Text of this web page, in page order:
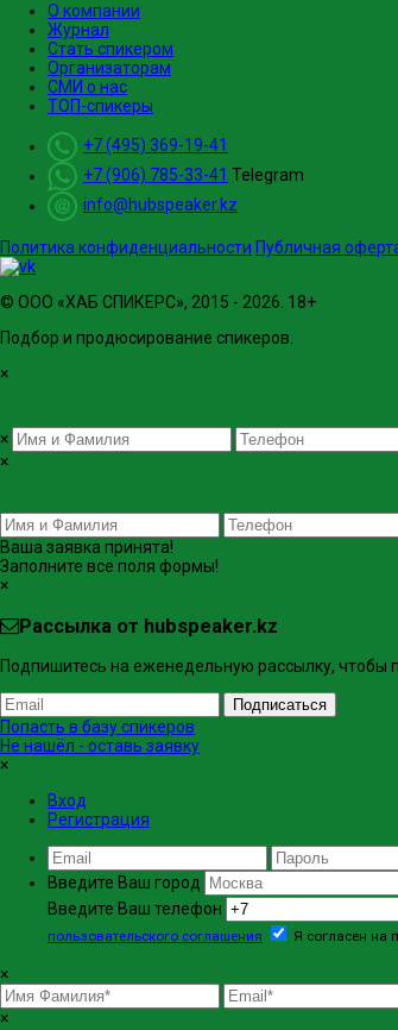
О компании
Журнал
Стать спикером
Организаторам
СМИ о нас
ТОП-спикеры
+7 (495) 369-19-41
+7 (906) 785-33-41
Telegram
info@hubspeaker.kz
Политика конфиденциальности Публичная
© ООО «ХАБ СПИКЕРС», 2015 - 2026. 18+
Подбор и продюсирование спикеров.
×
×
×
Ваша заявка принята!
Заполните все поля формы!
×
Рассылка от hubspeaker.kz
Подпишитесь на еженедельную рассылку, чтобы
Подписаться
Попасть в базу спикеров
Не нашёл - оставь заявку
×
Вход
Регистрация
Введите Ваш город
Введите Ваш телефон
пользовательского соглашения
Я согласен на
×
×